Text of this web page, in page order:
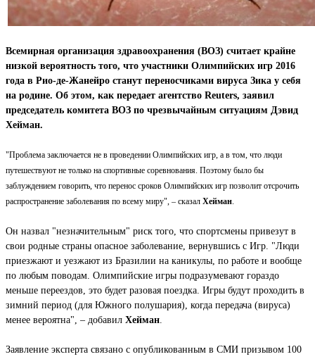
Всемирная организация здравоохранения (ВОЗ) считает крайне
низкой вероятность того, что участники Олимпийских игр 2016
года в Рио-де-Жанейро станут переносчиками вируса Зика у себя
на родине. Об этом, как передает агентство Reuters, заявил
председатель комитета ВОЗ по чрезвычайным ситуациям Дэвид
Хейман.
"Проблема заключается не в проведении Олимпийских игр, а в том, что люди
путешествуют не только на спортивные соревнования. Поэтому было бы
заблуждением говорить, что перенос сроков Олимпийских игр позволит отсрочить
распространение заболевания по всему миру", – сказал Хейман.
Он назвал "незначительным" риск того, что спортсмены привезут в
свои родные страны опасное заболевание, вернувшись с Игр. "Люди
приезжают и уезжают из Бразилии на каникулы, по работе и вообще
по любым поводам. Олимпийские игры подразумевают гораздо
меньше переездов, это будет разовая поездка. Игры будут проходить в
зимний период (для Южного полушария), когда передача (вируса)
менее вероятна", – добавил Хейман
Заявление эксперта связано с опубликованным в СМИ призывом 100